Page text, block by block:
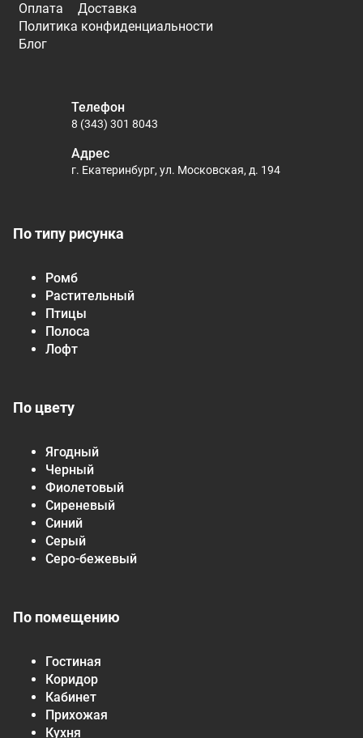
Оплата
Доставка
Политика конфиденциальности
Блог
По типу рисунка
Ромб
Растительный
Птицы
Полоса
Лофт
По цвету
Ягодный
Черный
Фиолетовый
Сиреневый
Синий
Серый
Серо-бежевый
По помещению
Гостиная
Коридор
Кабинет
Прихожая
Кухня
Телефон
8 (343) 301 8043
Адрес
г. Екатеринбург, ул. Московская, д. 194